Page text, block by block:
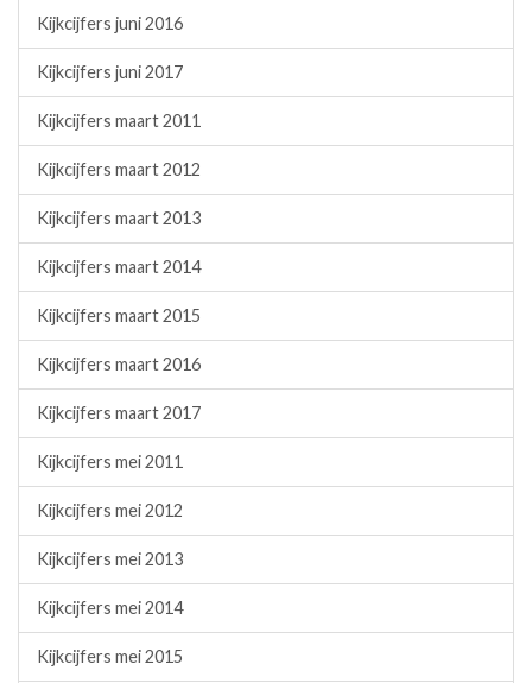
Kijkcijfers juni 2016
Kijkcijfers juni 2017
Kijkcijfers maart 2011
Kijkcijfers maart 2012
Kijkcijfers maart 2013
Kijkcijfers maart 2014
Kijkcijfers maart 2015
Kijkcijfers maart 2016
Kijkcijfers maart 2017
Kijkcijfers mei 2011
Kijkcijfers mei 2012
Kijkcijfers mei 2013
Kijkcijfers mei 2014
Kijkcijfers mei 2015